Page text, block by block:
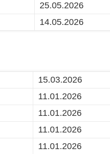
25.05.2026
14.05.2026
15.03.2026
11.01.2026
11.01.2026
11.01.2026
11.01.2026